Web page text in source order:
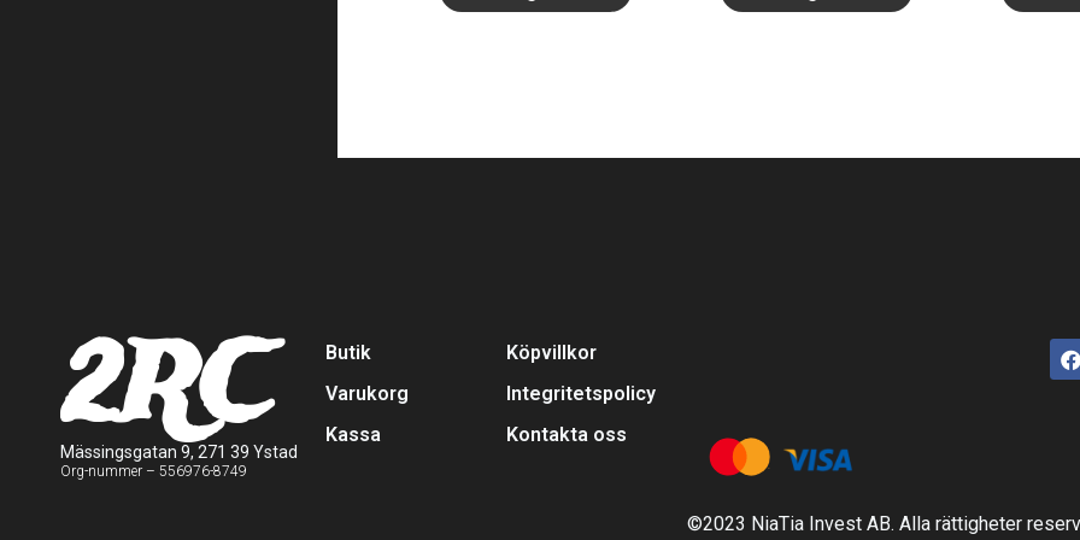
2RC
Mässingsgatan 9, 271 39 Ystad
Org-nummer – 556976-8749
Butik
Varukorg
Kassa
Köpvillkor
Integritetspolicy
Kontakta oss
©2023 NiaTia Invest AB. Alla rättigheter